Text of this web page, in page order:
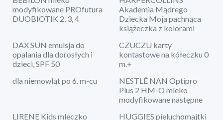
modyfikowane PROfutura
DUOBIOTIK 2, 3, 4
Akademia Mądrego
Dziecka Moja pachnąca
książeczka z kolorami
DAX SUN emulsja do
opalania dla dorosłych i
dzieci, SPF 50
CZUCZU karty
kontastowe na kółeczku 0
m.+
dla niemowląt po 6. m-cu
NESTLÉ NAN Optipro
Plus 2 HM-O mleko
modyfikowane następne
LIRENE Kids mleczko
HUGGIES pieluchomajtki